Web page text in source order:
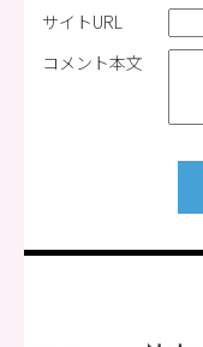
サイトURL
コメント本文